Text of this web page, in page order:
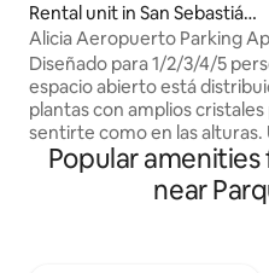
Rental unit in San Sebastián
de los Reyes
Alicia Aeropuerto Parking
Gol...
Diseñado para 1/2/3/4/5
espacio abierto está
plantas con amplios cristales
sentirte como en las alturas.
americano provisto de una
interior de diseño integra
espacio. En la planta
Popular
near